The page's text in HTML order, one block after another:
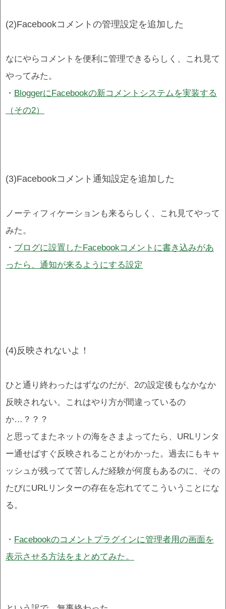
(2)Facebookコメントの管理設定を追加した
なにやらコメントを便利に管理できるらしく、これ見て
やってみた。
・ BloggerにFacebookの新コメントシステムを実装する
（その2）
(3)Facebookコメント通知設定を追加した
ノーティフィケーションも来るらしく、これ見てやって
みた。
・ ブログに設置したFacebookコメントに書き込みがあ
ったら、通知が来るようにする設定
(4)反映されないよ！
ひと通り終わったはずなのだが、2の設定後もなかなか
反映されない。これはやり方が間違っているの
か…？？？
と思ってまたネットの海をさまよってたら、URLリンタ
ー通せばすぐ反映されることがわかった。過去にもキャ
ッシュが残ってて苦しんだ経験が何度もあるのに、その
たびにURLリンターの存在を忘れててこういうことにな
る。
・ Facebookのコメントプラグインに管理者用の画面を
表示させる方法をまとめてみた。